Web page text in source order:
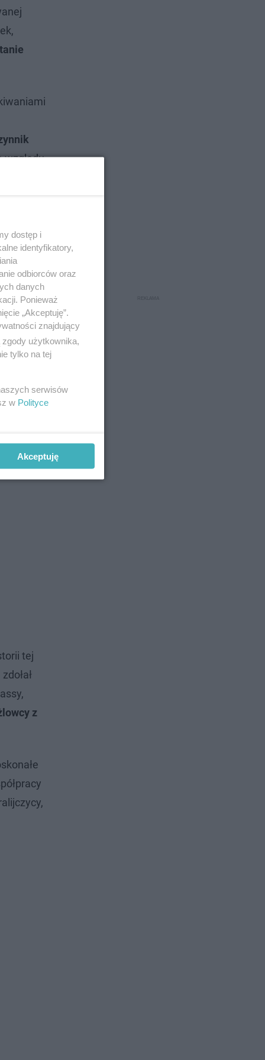
względu
tej
z
dostęp i
identyfikatory,
odbiorców oraz
danych
Ponieważ
„Akceptuję”.
znajdujący
użytkownika,
tylko na tej
serwisów
w Polityce
Akceptuję